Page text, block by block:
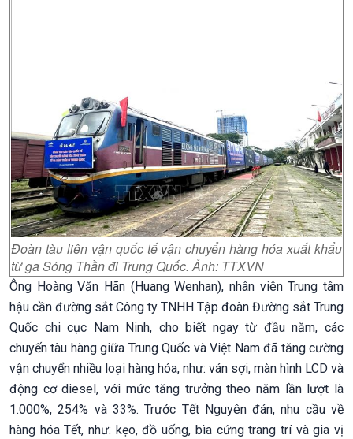
Đoàn tàu liên vận quốc tế vận chuyển hàng hóa xuất khẩu
từ ga Sóng Thần đi Trung Quốc. Ảnh: TTXVN
Ông Hoàng Văn Hãn (Huang Wenhan), nhân viên Trung tâm
hậu cần đường sắt Công ty TNHH Tập đoàn Đường sắt Trung
Quốc chi cục Nam Ninh, cho biết ngay từ đầu năm, các
chuyến tàu hàng giữa Trung Quốc và Việt Nam đã tăng cường
vận chuyển nhiều loại hàng hóa, như: ván sợi, màn hình LCD và
động cơ diesel, với mức tăng trưởng theo năm lần lượt là
1.000%, 254% và 33%. Trước Tết Nguyên đán, nhu cầu về
hàng hóa Tết, như: kẹo, đồ uống, bìa cứng trang trí và gia vị